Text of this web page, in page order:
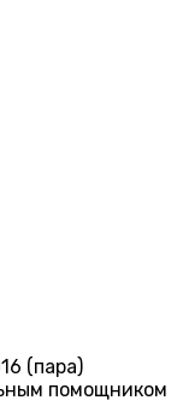
(пара)
помощником